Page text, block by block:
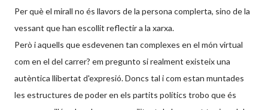
Per què el mirall no és llavors de la persona complerta, sino de la
vessant que han escollit reflectir a la xarxa.
Però i aquells que esdevenen tan complexes en el món virtual
com en el del carrer? em pregunto si realment existeix una
autèntica llibertat d'expresió. Doncs tal i com estan muntades
les estructures de poder en els partits polítics trobo que és